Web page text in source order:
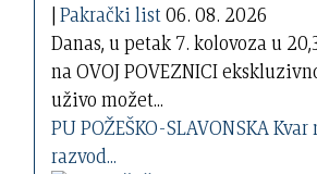
|Pakrački list06. 08. 2026
Danas, u petak 7. kolovoza u
na OVOJ POVEZNICI
uživo možet...
PU POŽEŠKO-SLAVONSKA Kvar
razvod...